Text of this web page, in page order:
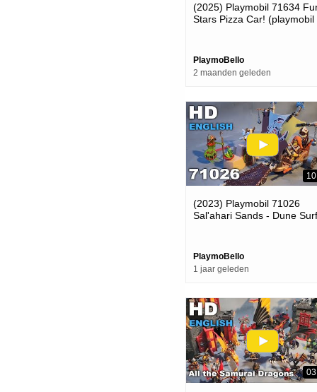
(2025) Playmobil 71634
Stars Pizza Car! (playmobil
PlaymoBello
2 maanden geleden
(2023) Playmobil 71026
Sal'ahari Sands - Dune
PlaymoBello
1 jaar geleden